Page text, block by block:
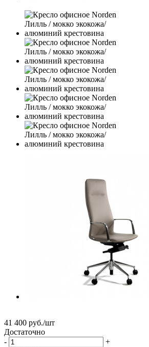
41 400 руб./шт
Достаточно
-
+